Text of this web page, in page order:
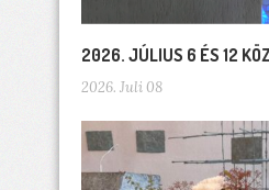
2026. JÚLIUS 6 ÉS 12
2026. Juli 08